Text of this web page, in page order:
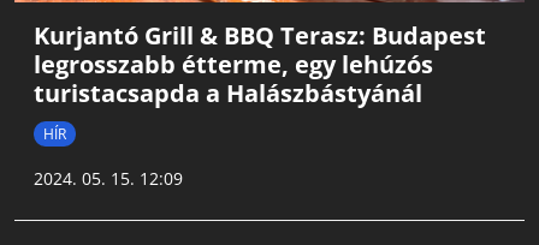
Kurjantó Grill & BBQ Terasz: Budapest
legrosszabb étterme, egy lehúzós
turistacsapda a Halászbástyánál
HÍR
2024. 05. 15. 12:09